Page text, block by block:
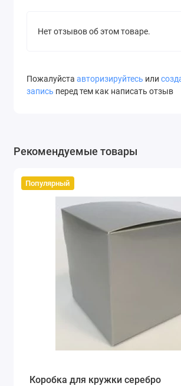
Нет отзывов об этом товаре.
Пожалуйста авторизируйтесь или
запись перед тем как написать отзыв
Рекомендуемые товары
Популярный
Коробка для кружки серебро